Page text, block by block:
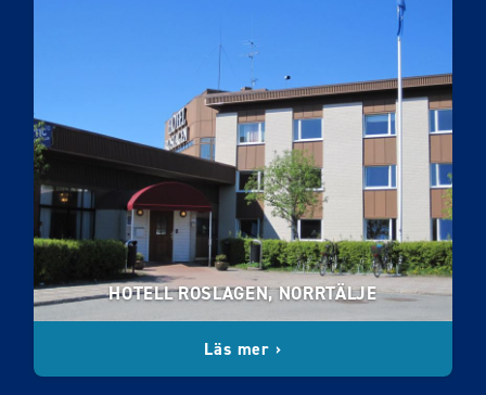
HOTELL ROSLAGEN, NORRTÄLJE
Läs mer ›